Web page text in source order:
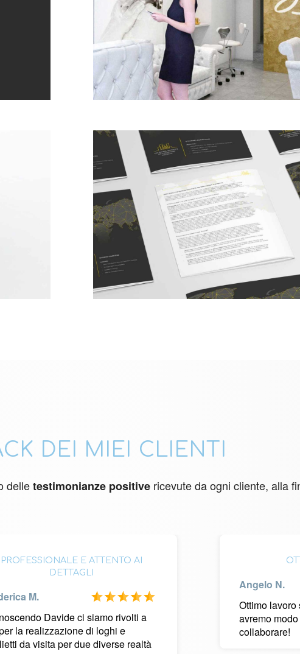
DEI MIEI CLIENTI
delletestimonianze positive ricevute da ogni cliente, alla
PROFESSIONALE E ATTENTO AI
DETTAGLI
Davide ci siamo rivolti a
la realizzazione di loghi e
da visita per due diverse realtà
M.
Ottimo
avremo
collaborare!
Angelo N.